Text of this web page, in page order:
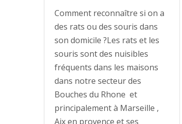
Comment reconnaître si on a
des rats ou des souris dans
son domicile ?Les rats et les
souris sont des nuisibles
fréquents dans les maisons
dans notre secteur des
Bouches du Rhone et
principalement à Marseille ,
Aix en provence et ses